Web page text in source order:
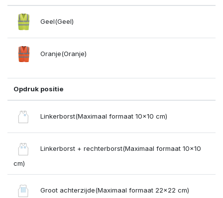
Geel(Geel)
Oranje(Oranje)
Opdruk positie
Linkerborst(Maximaal formaat 10x10 cm)
Linkerborst + rechterborst(Maximaal formaat 10x10
cm)
Groot achterzijde(Maximaal formaat 22x22 cm)